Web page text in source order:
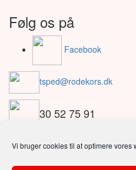
Vi bruger cookies til at optimere vores
Følg os på
Facebook
tsped@rodekors.dk
30 52 75 91
Røde Kors Cafeen
Østergade 22
6950 Ringkøbing